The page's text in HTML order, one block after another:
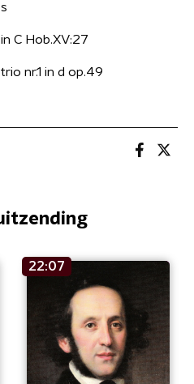
C Hob.XV:27
nr.1 in d op.49
22:07